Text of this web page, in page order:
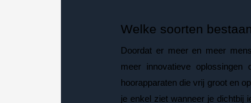
Welke soorten
Doordat er meer en meer
meer innovatieve
hoorapparaten die vrij groot en
je enkel ziet wanneer je dichtbij